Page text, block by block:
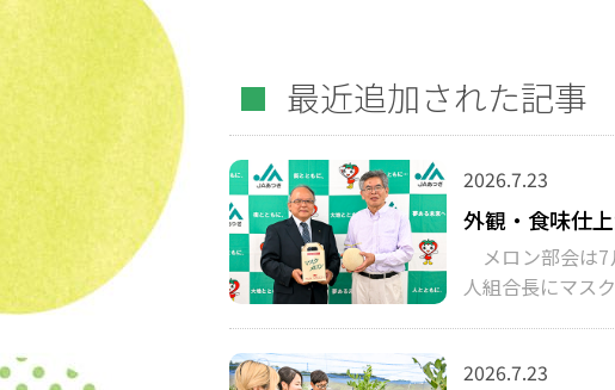
最近追加された記事
2026.7.23
外観・食味仕
メロン部会は7
人組合長にマス
2026.7.23